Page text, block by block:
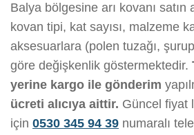
Balya bölgesine arı kovanı satın
kovan tipi, kat sayısı, malzeme
aksesuarlara (polen tuzağı,
göre değişkenlik göstermektedir.
yerine kargo ile gönderim
ücreti alıcıya aittir. Güncel fiyat
için 0530 345 94 39 numaralı